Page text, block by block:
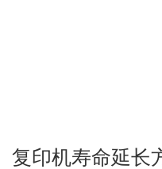
复印机寿命延长